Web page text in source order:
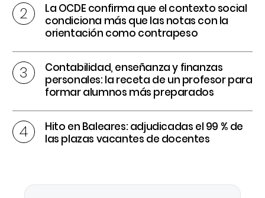
La OCDE confirma que el contexto social
condiciona más que las notas con la
orientación como contrapeso
Contabilidad, enseñanza y finanzas
personales: la receta de un profesor para
formar alumnos más preparados
Hito en Baleares: adjudicadas el 99 % de
las plazas vacantes de docentes